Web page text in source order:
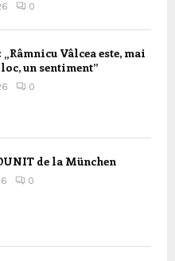
0
Vâlcea este, mai
un sentiment”
0
de la München
0